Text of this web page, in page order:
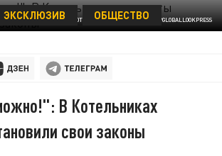
ФОТО: KONSTANTIN KOKOSHKIN/GLOBALLOOKPRESS
ЭКСКЛЮЗИВ ОБЩЕСТВО
В Котельниках
свои законы